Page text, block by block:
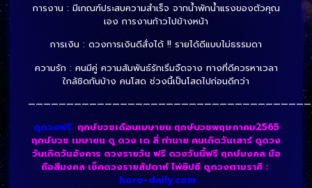
การงาน : มีเกณฑ์ประสบความสำเร็จ จากน้ำพักน้ำแรงของตัวคุณ
เอง การงานก้าวไปข้างหน้า
การเงิน : ดวงการเงินดีสั่งได้ !! รายได้ดีแบบไม่ธรรมดา
ความรัก : คนมีคู่ ความสัมพันธ์รักเริ่มจืดจาง ทางที่ดีควรหาเวลา
ใกล้ชิดกันบ้าง คนโสด ช่วงนี้เป็นโสดไปก่อนดีกว่า
ดูดวงฟรีฤกษ์บวชเดือนเมษายน ฤกษ์บวชพฤษภาคม2565
ฤกษ์บวช เมษายน ดู ดวง เด ลี่ ทํานาย คนเกิดวันเสาร์ ดูดวง
วันเกิดวันอังคาร ดวงรายวัน ฟรี ดวงวันนี้ฟรี ฤกษ์มงคล มือ
ถือสีมงคล เช็คดวงรายสัปดาห์ ไพ่ยิปซี ดูดวงตามราศี :
horo-daily.com